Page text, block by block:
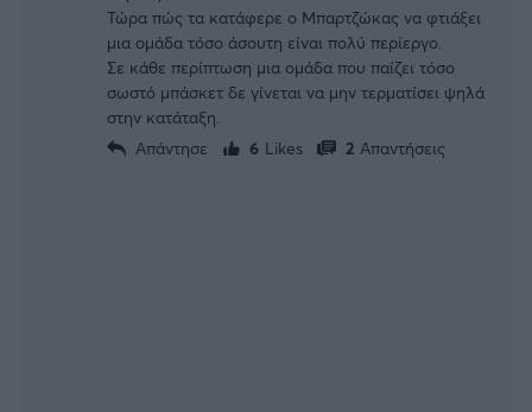
Τώρα πώς τα κατάφερε ο Μπαρτζώκας να φτιάξει
μια ομάδα τόσο άσουτη είναι πολύ περίεργο.
Σε κάθε περίπτωση μια ομάδα που παίζει τόσο
σωστό μπάσκετ δε γίνεται να μην τερματίσει ψηλά
στην κατάταξη.
Απάντησε
6 Likes 2 Απαντήσεις